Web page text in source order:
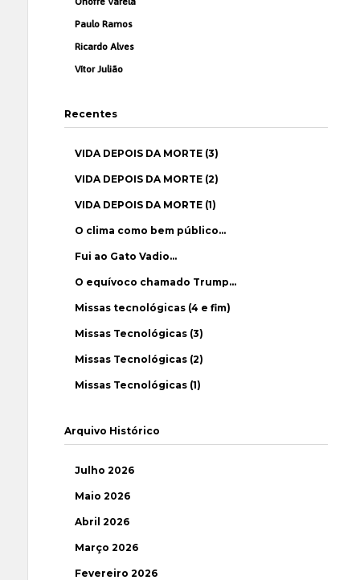
Paulo Ramos
Ricardo Alves
Vítor Julião
Recentes
VIDA DEPOIS DA MORTE (3)
VIDA DEPOIS DA MORTE (2)
VIDA DEPOIS DA MORTE (1)
O clima como bem público…
Fui ao Gato Vadio…
O equívoco chamado Trump…
Missas tecnológicas (4 e fim)
Missas Tecnológicas (3)
Missas Tecnológicas (2)
Missas Tecnológicas (1)
Arquivo Histórico
Julho 2026
Maio 2026
Abril 2026
Março 2026
Fevereiro 2026